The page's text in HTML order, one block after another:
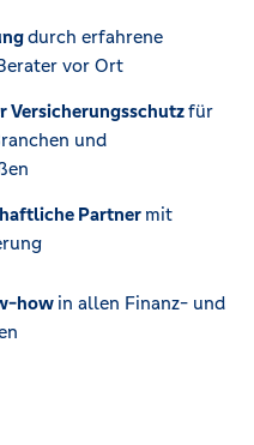
durch erfahrene
vor Ort
Versicherungsschutzfür
und
Partner mit
how in allen Finanz- und